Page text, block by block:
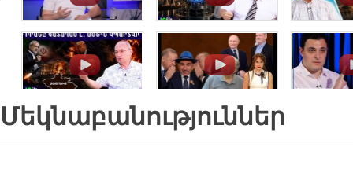
. . .
Մեկնաբանություններ